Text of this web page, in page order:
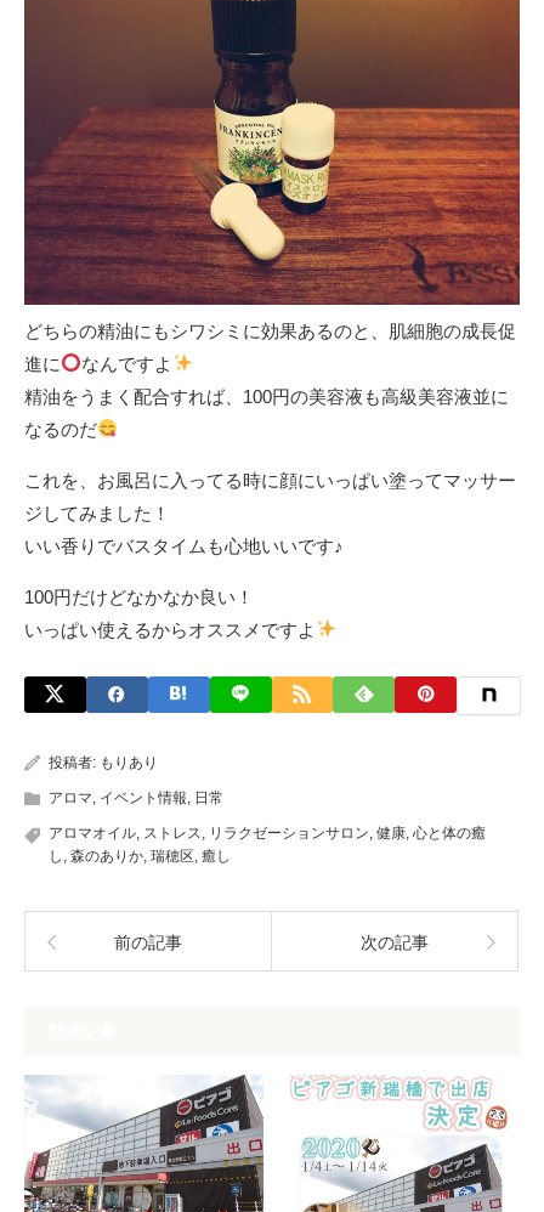
どちらの精油にもシワシミに効果あるのと、肌細胞の成長促
進に
なんですよ
精油をうまく配合すれば、100円の美容液も高級美容液並に
なるのだ
これを、お風呂に入ってる時に顔にいっぱい塗ってマッサー
ジしてみました！
いい香りでバスタイムも心地いいです♪
100円だけどなかなか良い！
いっぱい使えるからオススメですよ
投稿者: もりあり
アロマ イベント情報 日常
アロマオイル ストレス リラクゼーションサロン 健康 心と体の癒
し 森のありか 瑞穂区 癒し
前の記事 次の記事